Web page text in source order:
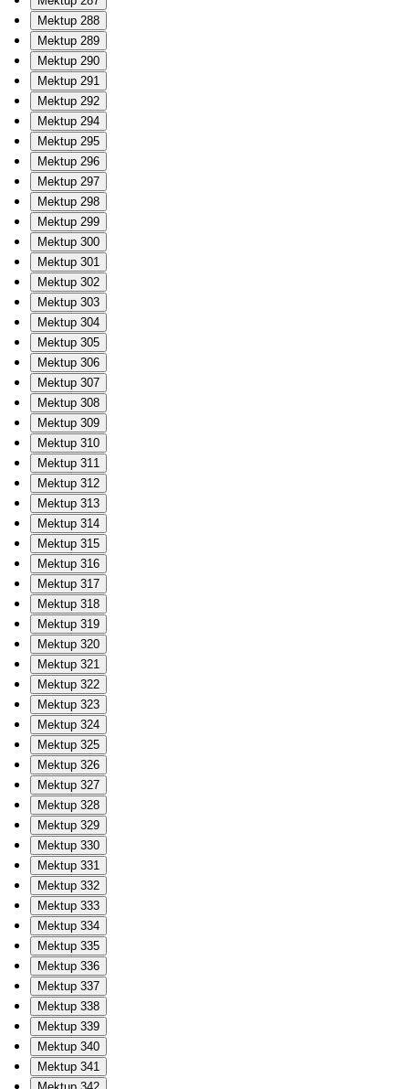
Mektup 288
Mektup 289
Mektup 290
Mektup 291
Mektup 292
Mektup 294
Mektup 295
Mektup 296
Mektup 297
Mektup 298
Mektup 299
Mektup 300
Mektup 301
Mektup 302
Mektup 303
Mektup 304
Mektup 305
Mektup 306
Mektup 307
Mektup 308
Mektup 309
Mektup 310
Mektup 311
Mektup 312
Mektup 313
Mektup 314
Mektup 315
Mektup 316
Mektup 317
Mektup 318
Mektup 319
Mektup 320
Mektup 321
Mektup 322
Mektup 323
Mektup 324
Mektup 325
Mektup 326
Mektup 327
Mektup 328
Mektup 329
Mektup 330
Mektup 331
Mektup 332
Mektup 333
Mektup 334
Mektup 335
Mektup 336
Mektup 337
Mektup 338
Mektup 339
Mektup 340
Mektup 341